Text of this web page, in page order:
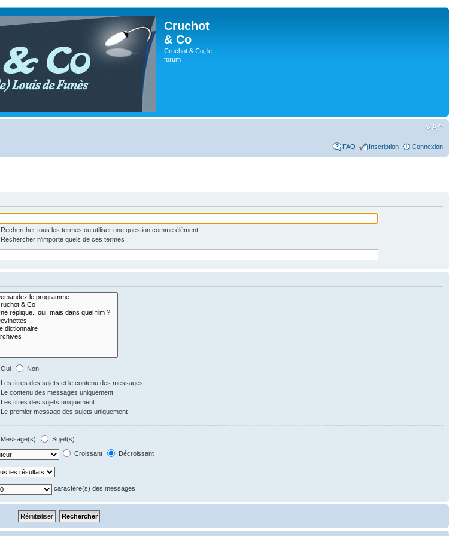
Cruchot
& Co
Cruchot & Co, le
forum
FAQ Inscription Connexion
Rechercher tous les termes ou utiliser une question comme élément
Rechercher n’importe quels de ces termes
Oui
Non
Les titres des sujets et le contenu des messages
Le contenu des messages uniquement
Les titres des sujets uniquement
Le premier message des sujets uniquement
Message(s)
Sujet(s)
Croissant Décroissant
caractère(s) des messages